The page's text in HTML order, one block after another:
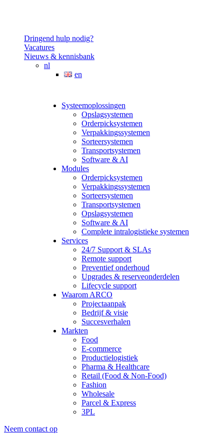
Dringend hulp nodig?
Vacatures
Nieuws & kennisbank
nl
en
Systeemoplossingen
Opslagsystemen
Orderpicksystemen
Verpakkingssystemen
Sorteersystemen
Transportsystemen
Software & AI
Modules
Orderpicksystemen
Verpakkingssystemen
Sorteersystemen
Transportsystemen
Opslagsystemen
Software & AI
Complete intralogistieke systemen
Services
24/7 Support & SLAs
Remote support
Preventief onderhoud
Upgrades & reserveonderdelen
Lifecycle support
Waarom ARCO
Projectaanpak
Bedrijf & visie
Succesverhalen
Markten
Food
E-commerce
Productielogistiek
Pharma & Healthcare
Retail (Food & Non-Food)
Fashion
Wholesale
Parcel & Express
3PL
Neem contact op